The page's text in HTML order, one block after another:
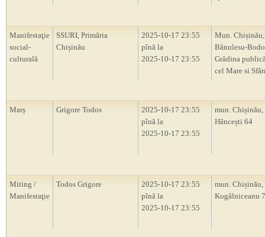
Manifestaţie
social-
culturală
SSURI, Primăria
Chișinău
2025-10-17 23:55
pînă la
2025-10-17 23:55
Mun. Chișinău,
Bănulesu-
Grădina
cel Mare si
Marș Grigore Todos
2025-10-17 23:55
pînă la
2025-10-17 23:55
mun. Chișinău,
Hâncești 64
Miting /
Manifestaţie
Todos Grigore
2025-10-17 23:55
pînă la
2025-10-17 23:55
mun.
Kogălniceanu